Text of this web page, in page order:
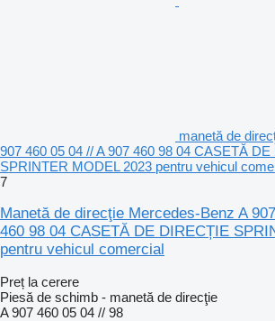
manetă de
907 460 05 04 // A 907 460 98 04 CASETĂ
SPRINTER MODEL 2023 pentru vehicul
7
Manetă de direcţie Mercedes-Benz A
460 98 04 CASETĂ DE DIRECȚIE
pentru vehicul comercial
Preț la cerere
Piesă de schimb - manetă de direcţie
A 907 460 05 04 // 98